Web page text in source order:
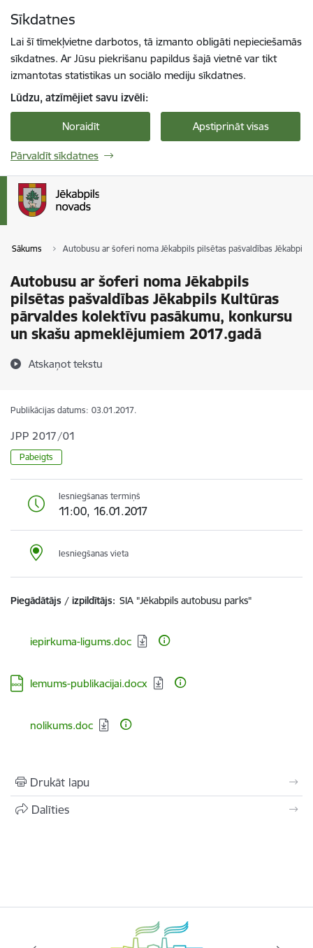
Sīkdatnes
Lai šī tīmekļvietne darbotos, tā izmanto obligāti nepieciešamās
sīkdatnes. Ar Jūsu piekrišanu papildus šajā vietnē var tikt
izmantotas statistikas un sociālo mediju sīkdatnes.
Lūdzu, atzīmējiet savu izvēli:
Noraidīt Apstiprināt visas
Pārvaldīt sīkdatnes
Sākums Autobusu ar šoferi noma Jēkabpils pilsētas pašvaldības
Autobusu ar šoferi noma Jēkabpils
pilsētas pašvaldības Jēkabpils Kultūras
pārvaldes kolektīvu pasākumu, konkursu
un skašu apmeklējumiem 2017.gadā
Atskaņot tekstu
Publikācijas datums: 03.01.2017.
JPP 2017/01
Pabeigts
Iesniegšanas termiņš
11:00, 16.01.2017
Iesniegšanas vieta
Piegādātājs / izpildītājs: SIA "Jēkabpils autobusu parks"
Lejupielādēt:
iepirkuma-ligums.doc
Lejupielādēt:
lemums-publikacijai.docx
Lejupielādēt:
nolikums.doc
Drukāt lapu
Dalīties